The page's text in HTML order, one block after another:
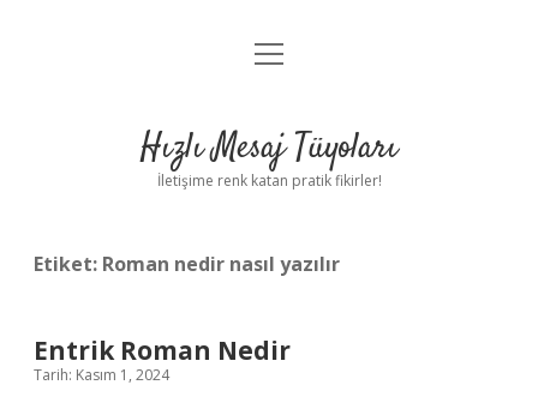
Anasayfa
Yasal Uyarı
menüyü
Hızlı Mesaj Tüyoları
İletişime renk katan pratik fikirler!
Etiket: Roman nedir nasıl yazılır
Entrik Roman Nedir
Tarih: Kasım 1, 2024